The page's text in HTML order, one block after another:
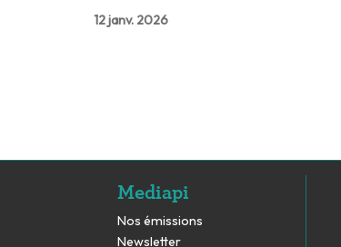
12 janv. 2026
Mediapi
Nos émissions
Newsletter